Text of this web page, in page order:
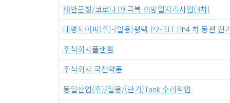
태안군청/코로나19 극복 희망일자리사업(3차)
대명지이씨(주)-(일용)평택 P2-PJT Ph4 하 동편 전
주식회사플랜엠
주식회사 국전약품
동일산업(주)/일용/(단가)Tank 수리작업